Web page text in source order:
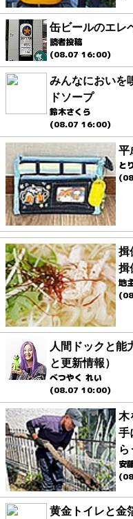
缶ビールのエレ
読者投稿
(08.07 16:00)
みんなにおいを
ドソープ
鈴木さくら
(08.07 16:00)
平
と
揖
揖
地
人間ドックと能
と更新情報）
べつやく れい
(08.07 10:00)
木
手
ら
安
黄金トイレと金